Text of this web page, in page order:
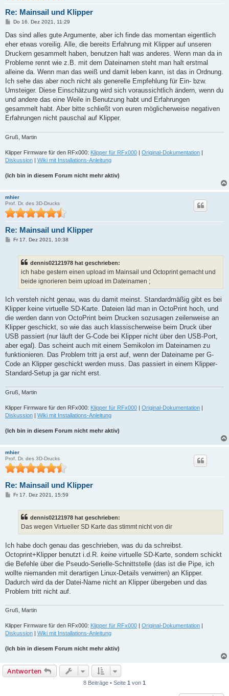
Re: Mainsail und Klipper
B
i
r
a
Do 16. Dez 2021, 11:29
Das sind alles gute Argumente, aber ich finde das momentan eigentlich
eher etwas voreilig. Alle, die bereits Erfahrung mit Klipper auf unseren
Druckern gesammelt haben, benutzen halt was anderes. Wenn man da in
Probleme rennt wie z.B. mit dem Dateinamen steht man halt erstmal
alleine da. Wenn man das weiß und damit leben kann, ist das in Ordnung.
Ich sehe das aber noch nicht als generelle Empfehlung für Ein- bzw.
Umsteiger. Diese Einschätzung wird sich voraussichtlich ändern, wenn du
und andere das eine Weile in Benutzung habt und Erfahrungen
gesammelt habt. Aber bitte schließt von euren möglicherweise negativen
Erfahrungen nicht pauschal auf Klipper.
Gruß, Martin
Klipper Firmware für den RFx000: Klipper für RFx000 | Original-Dokumentation |
Diskussion | Wiki mit Installations-Anleitung
(Ich bin in diesem Forum nicht mehr aktiv)
mhier
Prof. Dr. des 3D-Drucks
Re: Mainsail und Klipper
BFr 17. Dez 2021, 10:38
dennis02121978 hat geschrieben:
ich habe gestern einen upload im Mainsail und Octoprint gemacht und
beide ignorieren beim upload im Dateinamen ;
Ich versteh nicht genau, was du damit meinst. Standardmäßig gibt es bei
Klipper keine virtuelle SD-Karte. Dateien läd man in OctoPrint hoch, und
die werden dann von OctoPrint beim Drucken sozusagen zeilenweise an
Klipper geschickt, so wie das auch klassischerweise beim Druck über
USB passiert (nur läuft der G-Code bei Klipper nicht über den USB-Port,
aber egal). Das scheint auch mit einem Semikolon im Dateinamen zu
funktionieren. Das Problem tritt ja erst auf, wenn der Dateiname per G-
Code an Klipper geschickt werden muss. Das passiert in einem Klipper-
Standard-Setup ja gar nicht erst.
Gruß, Martin
Klipper Firmware für den RFx000: Klipper für RFx000 | Original-Dokumentation |
Diskussion | Wiki mit Installations-Anleitung
(Ich bin in diesem Forum nicht mehr aktiv)
mhier
Prof. Dr. des 3D-Drucks
Re: Mainsail und Klipper
BFr 17. Dez 2021, 15:59
dennis02121978 hat geschrieben:
Das wegen Virtueller SD Karte das stimmt nicht von dir
Ich habe doch genau das geschrieben, was du da schreibst.
Octoprint+Klipper benutzt i.d.R. keine virtuelle SD-Karte, sondern schickt
die Befehle über die Pseudo-Serielle-Schnittstelle (das ist die Pipe, ich
wollte niemanden mit derartigen Linux-Details verwirren) an Klipper.
Dadurch wird da der Datei-Name nicht an Klipper übergeben und das
Problem tritt nicht auf.
Gruß, Martin
Klipper Firmware für den RFx000: Klipper für RFx000 Original-Dokumentation
Diskussion
Wiki mit Installations-Anleitung
(Ich bin in diesem Forum nicht mehr aktiv)
Antworten
8 Beiträge • Seite 1 von 1